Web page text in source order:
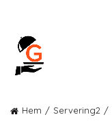
Hem Servering2